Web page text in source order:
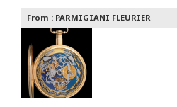
From : PARMIGIANI FLEURIER